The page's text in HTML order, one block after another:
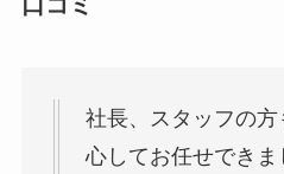
社長、スタッフの
心してお任せでき